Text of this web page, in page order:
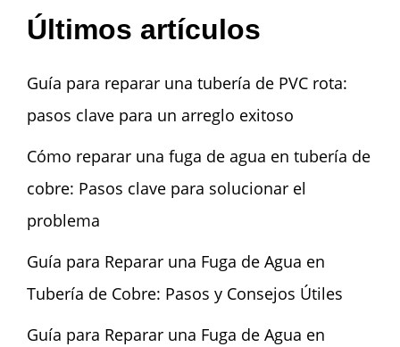
Últimos artículos
Guía para reparar una tubería de PVC rota:
pasos clave para un arreglo exitoso
Cómo reparar una fuga de agua en tubería de
cobre: Pasos clave para solucionar el
problema
Guía para Reparar una Fuga de Agua en
Tubería de Cobre: Pasos y Consejos Útiles
Guía para Reparar una Fuga de Agua en